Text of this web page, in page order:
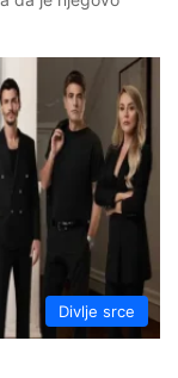
Divlje srce